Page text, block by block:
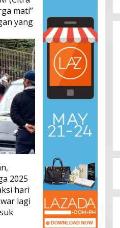
mati”
yang
2025
hari
lagi
Memanas, Enam
Inti DPW NasDem
Ajukan Mundur, Sekretaris:
yang Tegas
Sulteng, Viral | Agustus 3, 2026